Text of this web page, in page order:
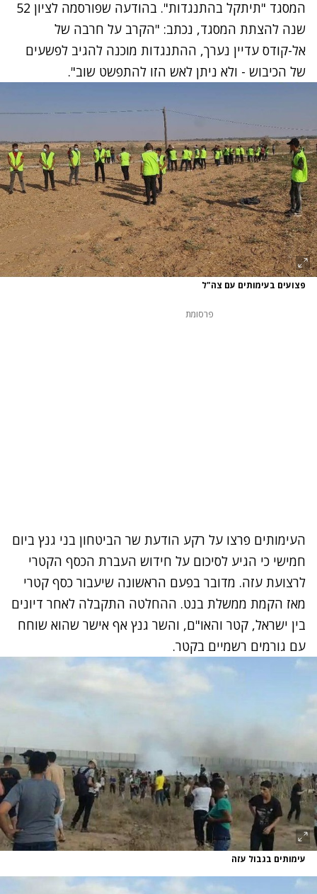
המסגד "תיתקל בהתנגדות". בהודעה שפורסמה לציון 52
שנה להצתת המסגד, נכתב: "הקרב על חרבה של
אל-קודס עדיין נערך, ההתנגדות מוכנה להגיב לפשעים
של הכיבוש - ולא ניתן לאש הזו להתפשט שוב".
פצועים בעימותים עם צה"ל
פרסומת
העימותים פרצו על רקע הודעת שר הביטחון בני גנץ ביום
חמישי כי הגיע לסיכום על חידוש העברת הכסף הקטרי
לרצועת עזה. מדובר בפעם הראשונה שיעבור כסף קטרי
מאז הקמת ממשלת בנט. ההחלטה התקבלה לאחר דיונים
בין ישראל, קטר והאו"ם, והשר גנץ אף אישר שהוא שוחח
עם גורמים רשמיים בקטר.
עימותים בגבול עזה